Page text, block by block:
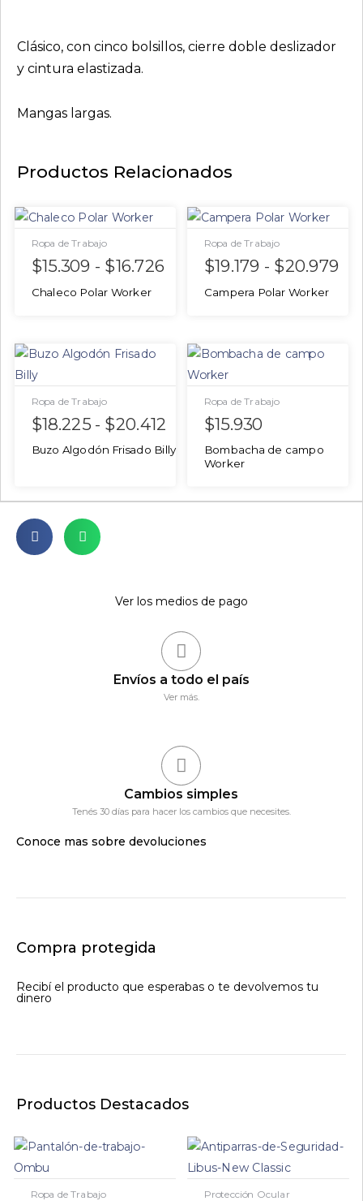
Clásico, con cinco bolsillos, cierre doble deslizador
y cintura elastizada.
Mangas largas.
Productos Relacionados
Ropa de Trabajo
$15.309 - $16.726
Chaleco Polar Worker
Ropa de Trabajo
$19.179 - $20.979
Campera Polar Worker
Ropa de Trabajo
$18.225 - $20.412
Buzo Algodón Frisado Billy
Ropa de Trabajo
$15.930
Bombacha de campo
Worker
Ver los medios de pago
Envíos a todo el país
Ver más.
Cambios simples
Tenés 30 días para hacer los cambios que necesites.
Conoce mas sobre devoluciones
Compra protegida
Recibí el producto que esperabas o te devolvemos tu
dinero
Productos Destacados
Ropa de Trabajo Protección Ocular